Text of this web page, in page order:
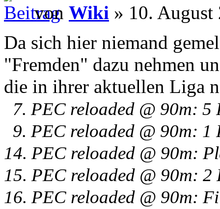
von Wiki » 10. August
Da sich hier niemand
"Fremden" dazu nehmen
die in ihrer aktuellen Liga
7. PEC reloaded @ 90m:
9. PEC reloaded @ 90m:
14. PEC reloaded @ 90m:
15. PEC reloaded @ 90m: 2
16. PEC reloaded @ 90m: